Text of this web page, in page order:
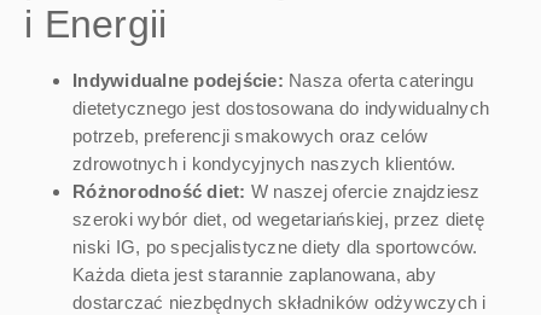
i Energii
Indywidualne podejście: Nasza oferta cateringu
dietetycznego jest dostosowana do indywidualnych
potrzeb, preferencji smakowych oraz celów
zdrowotnych i kondycyjnych naszych klientów.
Różnorodność diet: W naszej ofercie znajdziesz
szeroki wybór diet, od wegetariańskiej, przez dietę
niski IG, po specjalistyczne diety dla sportowców.
Każda dieta jest starannie zaplanowana, aby
dostarczać niezbędnych składników odżywczych i